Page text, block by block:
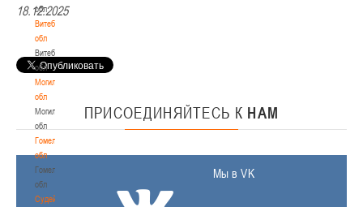
обл
Витебская
обл
Витебская
обл
Могилевская
обл
Могилевская
обл
Гомельская
обл
Гомельская
обл
Судейство
18.12.2025
ПРИСОЕДИНЯЙТЕСЬ К НАМ
Мы в VK